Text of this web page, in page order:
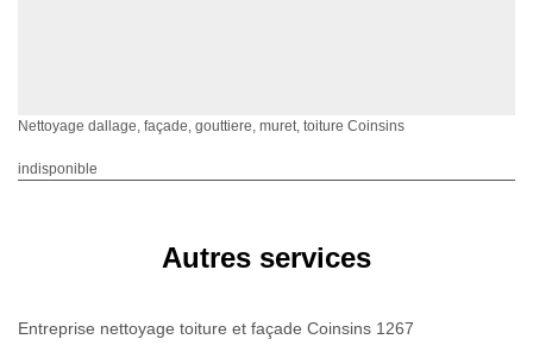
Nettoyage dallage, façade, gouttiere, muret, toiture Coinsins
indisponible
Autres services
Entreprise nettoyage toiture et façade Coinsins 1267